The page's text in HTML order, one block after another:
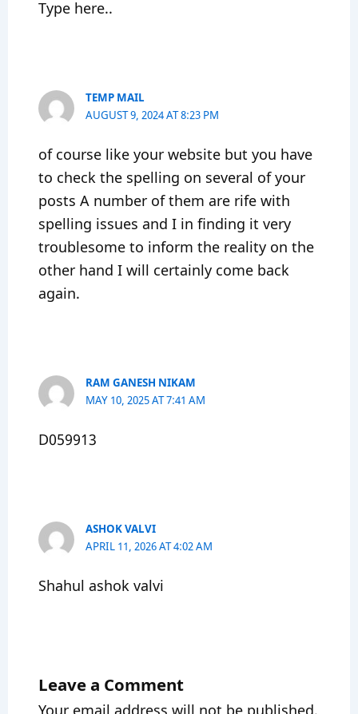
Type here..
TEMP MAIL
AUGUST 9, 2024 AT 8:23 PM
of course like your website but you have
to check the spelling on several of your
posts A number of them are rife with
spelling issues and I in finding it very
troublesome to inform the reality on the
other hand I will certainly come back
again.
RAM GANESH NIKAM
MAY 10, 2025 AT 7:41 AM
D059913
ASHOK VALVI
APRIL 11, 2026 AT 4:02 AM
Shahul ashok valvi
Leave a Comment